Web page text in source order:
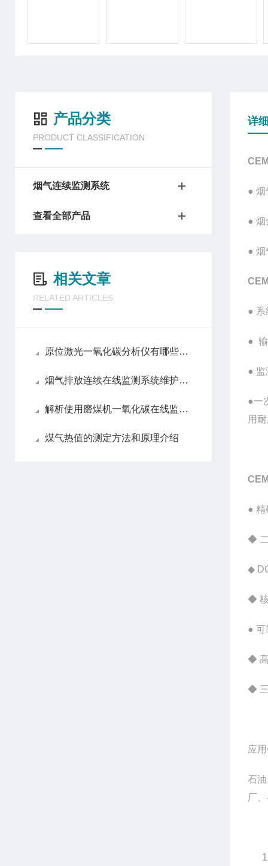
产品分类
PRODUCT CLASSIFICATION
烟气连续监测系统
查看全部产品
相关文章
RELATED ARTICLES
原位激光一氧化碳分析仪有哪些亮眼的功能特色呢？
烟气排放连续在线监测系统维护方法
解析使用磨煤机一氧化碳在线监测系统的必要性
煤气热值的测定方法和原理介绍
详
● 烟
● 烟
● 烟
● 系
● 输
● 监
●一
用
●
◆ 二
◆
◆ 核
●
◆ 高
◆ 三
应
石
厂